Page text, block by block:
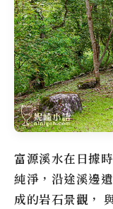
富源溪水在日據
純淨，沿途溪邊
成的岩石景觀，